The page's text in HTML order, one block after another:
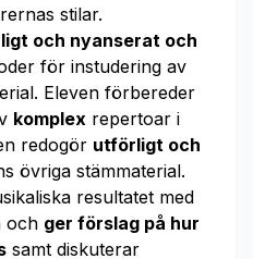
stilar.
och nyanserat och
för instudering av
Eleven förbereder
komplex repertoar i
redogör utförligt och
övriga stämmaterial.
resultatet med
och ger förslag på hur
samt diskuterar